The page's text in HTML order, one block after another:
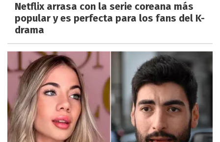
Netflix arrasa con la serie coreana más
popular y es perfecta para los fans del K-
drama